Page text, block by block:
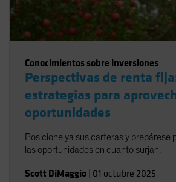
Conocimientos sobre inversiones
Perspectivas de renta
estrategias para
oportunidades
Posicione ya sus carteras y prepárese
las oportunidades en cuanto surjan.
Scott DiMaggio 01 octubre 2025